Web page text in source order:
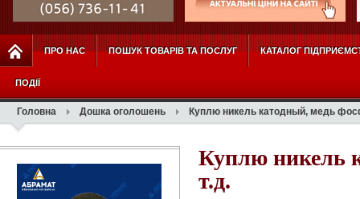
ПРО НАС ПОШУК ТОВАРІВ ТА ПОСЛУГ КАТАЛОГ
ПОДІЇ
Головна Дошка оголошень Куплю никель катодный, медь
Куплю никель
т.д.